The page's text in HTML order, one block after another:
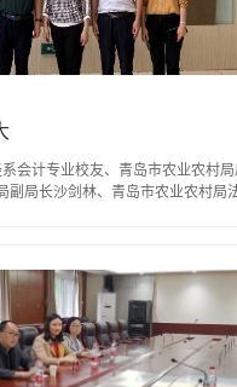
会计专业校友、青岛市农业农村
局长沙剑林、青岛市农业农村局法